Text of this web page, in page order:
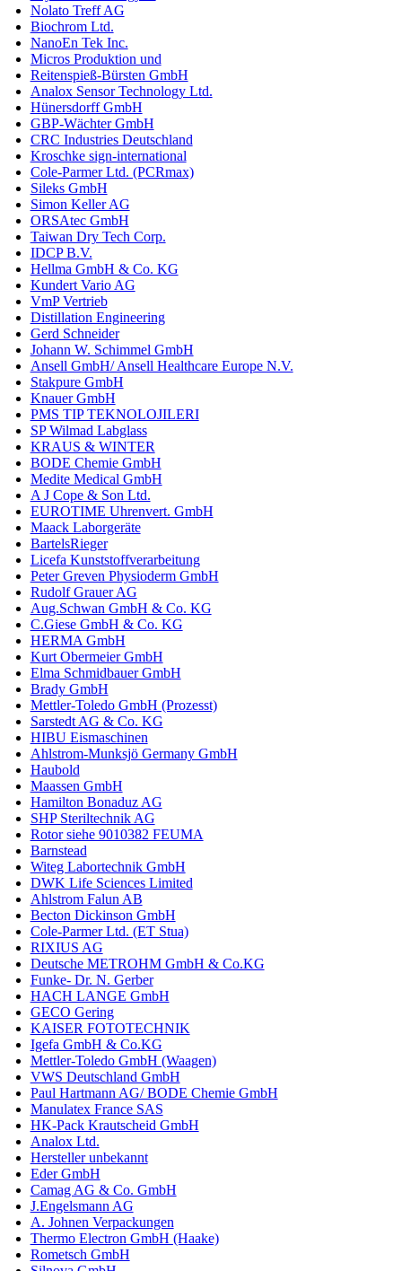
Nolato Treff AG
Biochrom Ltd.
NanoEn Tek Inc.
Micros Produktion und
Reitenspieß-Bürsten GmbH
Analox Sensor Technology Ltd.
Hünersdorff GmbH
GBP-Wächter GmbH
CRC Industries Deutschland
Kroschke sign-international
Cole-Parmer Ltd. (PCRmax)
Sileks GmbH
Simon Keller AG
ORSAtec GmbH
Taiwan Dry Tech Corp.
IDCP B.V.
Hellma GmbH & Co. KG
Kundert Vario AG
VmP Vertrieb
Distillation Engineering
Gerd Schneider
Johann W. Schimmel GmbH
Ansell GmbH/ Ansell Healthcare Europe N.V.
Stakpure GmbH
Knauer GmbH
PMS TIP TEKNOLOJILERI
SP Wilmad Labglass
KRAUS & WINTER
BODE Chemie GmbH
Medite Medical GmbH
A J Cope & Son Ltd.
EUROTIME Uhrenvert. GmbH
Maack Laborgeräte
BartelsRieger
Licefa Kunststoffverarbeitung
Peter Greven Physioderm GmbH
Rudolf Grauer AG
Aug.Schwan GmbH & Co. KG
C.Giese GmbH & Co. KG
HERMA GmbH
Kurt Obermeier GmbH
Elma Schmidbauer GmbH
Brady GmbH
Mettler-Toledo GmbH (Prozesst)
Sarstedt AG & Co. KG
HIBU Eismaschinen
Ahlstrom-Munksjö Germany GmbH
Haubold
Maassen GmbH
Hamilton Bonaduz AG
SHP Steriltechnik AG
Rotor siehe 9010382 FEUMA
Barnstead
Witeg Labortechnik GmbH
DWK Life Sciences Limited
Ahlstrom Falun AB
Becton Dickinson GmbH
Cole-Parmer Ltd. (ET Stua)
RIXIUS AG
Deutsche METROHM GmbH & Co.KG
Funke- Dr. N. Gerber
HACH LANGE GmbH
GECO Gering
KAISER FOTOTECHNIK
Igefa GmbH & Co.KG
Mettler-Toledo GmbH (Waagen)
VWS Deutschland GmbH
Paul Hartmann AG/ BODE Chemie GmbH
Manulatex France SAS
HK-Pack Krautscheid GmbH
Analox Ltd.
Hersteller unbekannt
Eder GmbH
Camag AG & Co. GmbH
J.Engelsmann AG
A. Johnen Verpackungen
Thermo Electron GmbH (Haake)
Rometsch GmbH